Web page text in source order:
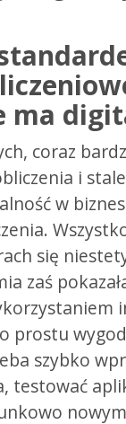
ma
coraz
i
w
się
zaś
prostu
szybko
testować